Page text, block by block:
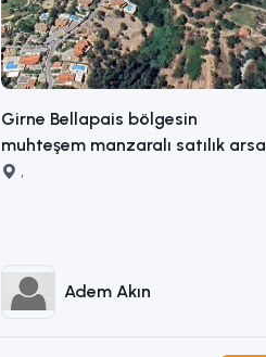
Girne Bellapais bölgesin
muhteşem manzaralı satılık arsa
,
Adem Akın